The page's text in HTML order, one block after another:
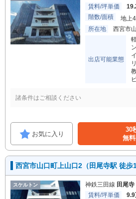
賃料/坪単価
階数/面積
地上
所在地
西宮市
出店可能業態
諸条件はご相談ください
お気に入り
30
無
西宮市山口町上山口2（田尾寺駅 徒歩
スケルトン 神鉄三田線 田尾寺
賃料/坪単価
9.9